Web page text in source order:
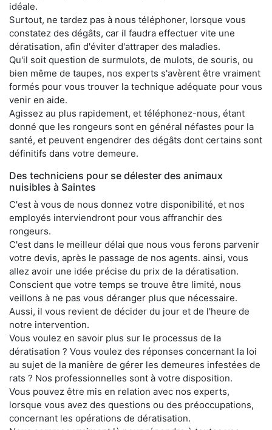
idéale.
Surtout, ne tardez pas à nous téléphoner, lorsque vous
constatez des dégâts, car il faudra effectuer vite une
dératisation, afin d'éviter d'attraper des maladies.
Qu'il soit question de surmulots, de mulots, de souris, ou
bien même de taupes, nos experts s'avèrent être vraiment
formés pour vous trouver la technique adéquate pour vous
venir en aide.
Agissez au plus rapidement, et téléphonez-nous, étant
donné que les rongeurs sont en général néfastes pour la
santé, et peuvent engendrer des dégâts dont certains sont
définitifs dans votre demeure.
Des techniciens pour se délester des animaux
nuisibles à Saintes
C'est à vous de nous donnez votre disponibilité, et nos
employés interviendront pour vous affranchir des
rongeurs.
C'est dans le meilleur délai que nous vous ferons parvenir
votre devis, après le passage de nos agents. ainsi, vous
allez avoir une idée précise du prix de la dératisation.
Conscient que votre temps se trouve être limité, nous
veillons à ne pas vous déranger plus que nécessaire.
Aussi, il vous revient de décider du jour et de l'heure de
notre intervention.
Vous voulez en savoir plus sur le processus de la
dératisation ? Vous voulez des réponses concernant la loi
au sujet de la manière de gérer les demeures infestées de
rats ? Nos professionnelles sont à votre disposition.
Vous pouvez être mis en relation avec nos experts,
lorsque vous avez des questions ou des préoccupations,
concernant les opérations de dératisation.